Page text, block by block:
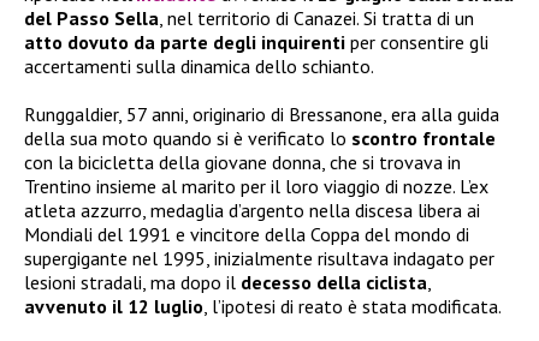
del Passo Sella, nel territorio di Canazei. Si tratta di un
atto dovuto da parte degli inquirenti per consentire gli
accertamenti sulla dinamica dello schianto.
Runggaldier, 57 anni, originario di Bressanone, era alla guida
della sua moto quando si è verificato lo scontro frontale
con la bicicletta della giovane donna, che si trovava in
Trentino insieme al marito per il loro viaggio di nozze. L’ex
atleta azzurro, medaglia d’argento nella discesa libera ai
Mondiali del 1991 e vincitore della Coppa del mondo di
supergigante nel 1995, inizialmente risultava indagato per
lesioni stradali, ma dopo il decesso della ciclista,
avvenuto il 12 luglio, l’ipotesi di reato è stata modificata.